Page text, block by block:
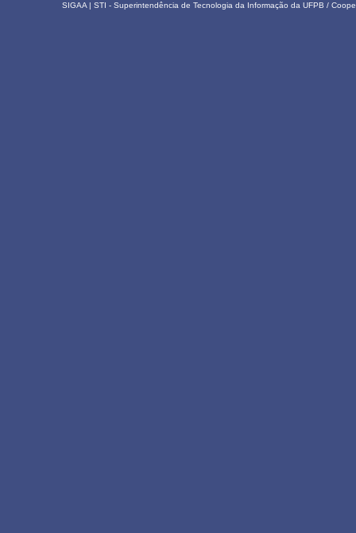
SIGAA | STI - Superintendência de Tecnologia da Informação da UFPB /